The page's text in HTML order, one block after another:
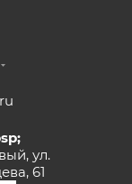
ул.
61